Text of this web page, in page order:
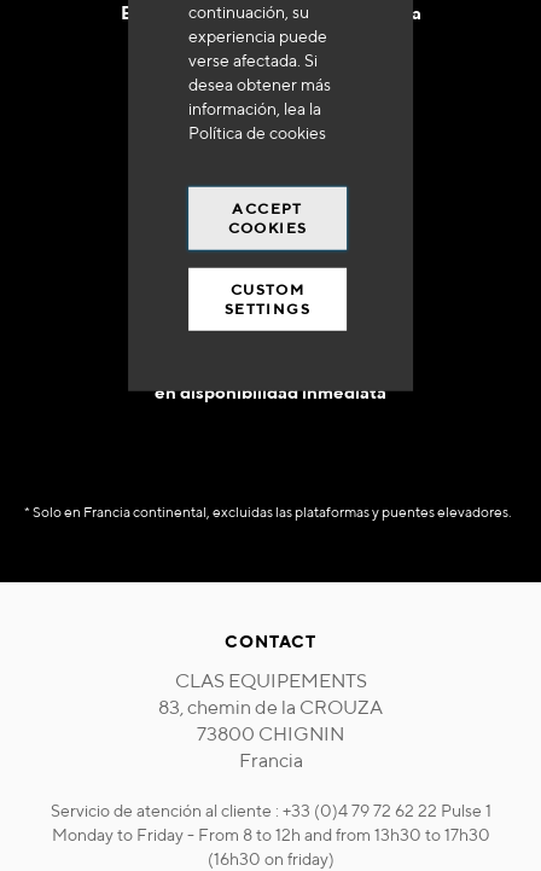
continuación, su
experiencia puede
verse afectada. Si
desea obtener más
información, lea la
Política de cookies
ACCEPT
COOKIES
CUSTOM
SETTINGS
Entrega en 48 a 72 horas en Francia
a 250 euros*
en disponibilidad inmediata
* Solo en Francia continental, excluidas las plataformas y puentes elevadores.
CONTACT
CLAS EQUIPEMENTS
83, chemin de la CROUZA
73800 CHIGNIN
Francia
Servicio de atención al cliente : +33 (0)4 79 72 62 22 Pulse 1
Monday to Friday - From 8 to 12h and from 13h30 to 17h30
(16h30 on friday)